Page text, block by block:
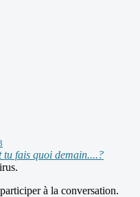
tu fais quoi demain....?
à la conversation.